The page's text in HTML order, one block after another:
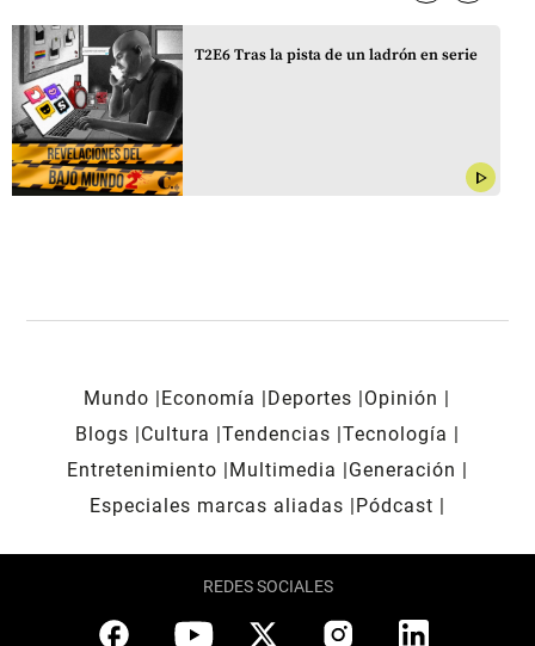
T2E6 Tras la pista de un ladrón en serie
play_arrow
Mundo Economía Deportes
Opinión
Blogs
Cultura Tendencias Tecnología
Entretenimiento
Multimedia
Generación
Especiales marcas aliadas
Pódcast
REDES SOCIALES